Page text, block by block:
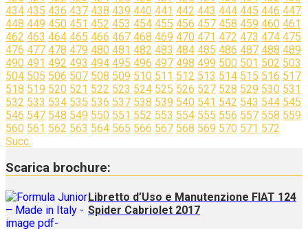
434 435 436 437 438 439 440 441 442 443 444 445 446 447
448 449 450 451 452 453 454 455 456 457 458 459 460 461
462 463 464 465 466 467 468 469 470 471 472 473 474 475
476 477 478 479 480 481 482 483 484 485 486 487 488 489
490 491 492 493 494 495 496 497 498 499 500 501 502 503
504 505 506 507 508 509 510 511 512 513 514 515 516 517
518 519 520 521 522 523 524 525 526 527 528 529 530 531
532 533 534 535 536 537 538 539 540 541 542 543 544 545
546 547 548 549 550 551 552 553 554 555 556 557 558 559
560 561 562 563 564 565 566 567 568 569 570 571 572
Succ.
Scarica brochure:
Libretto d’Uso e Manutenzione FIAT 124
Spider Cabriolet 2017